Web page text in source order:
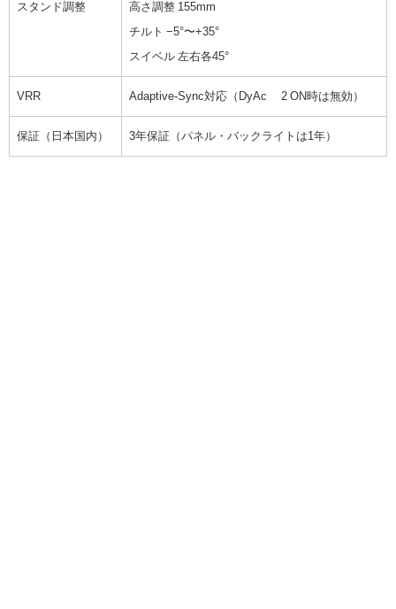
スタンド調整 高さ調整 155mm
チルト −5°〜+35°
スイベル 左右各45°
VRR Adaptive-Sync対応（DyAc™ 2 ON時は無効）
保証（日本国内） 3年保証（パネル・バックライトは1年）